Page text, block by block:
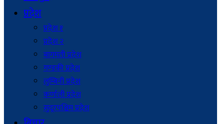
प्रदेश
प्रदेश १
प्रदेश २
बागमती प्रदेश
गण्डकी प्रदेश
लुम्बिनी प्रदेश
कर्णाली प्रदेश
सुदूरपश्चिम प्रदेश